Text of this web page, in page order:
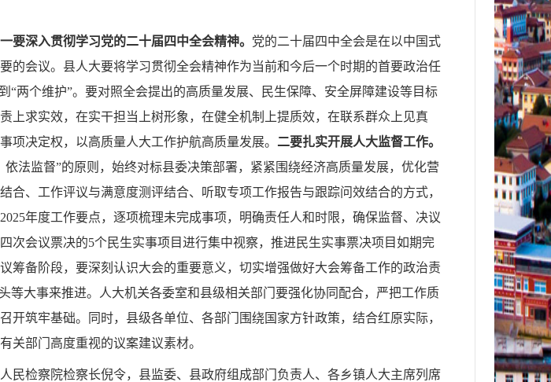
一要深入贯彻学习党的二十届四中全会精神。 党的二十届四中全会是在以中国式
的会议。县人大要将学习贯彻全会精神作为当前和今后一个时期的首要政治任
两个维护”。要对照全会提出的高质量发展、民生保障、安全屏障建设等目标
上求实效，在实干担当上树形象，在健全机制上提质效，在联系群众上见真
决定权，以高质量人大工作护航高质量发展。 二要扎实开展人大监督工作。
法监督”的原则，始终对标县委决策部署，紧紧围绕经济高质量发展，优化营
、工作评议与满意度测评结合、听取专项工作报告与跟踪问效结合的方式，
年度工作要点，逐项梳理未完成事项，明确责任人和时限，确保监督、决议
次会议票决的5个民生实事项目进行集中视察，推进民生实事票决项目如期完
筹备阶段，要深刻认识大会的重要意义，切实增强做好大会筹备工作的政治责
等大事来推进。人大机关各委室和县级相关部门要强化协同配合，严把工作质
筑牢基础。同时，县级各单位、各部门围绕国家方针政策，结合红原实际，
关部门高度重视的议案建议素材。
民检察院检察长倪令，县监委、县政府组成部门负责人、各乡镇人大主席列席